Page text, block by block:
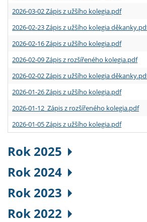
2026-03-02 Zápis z užšího kolegia.pdf
2026-02-23 Zápis z užšího kolegia
2026-02-16 Zápis z užšího kolegia.pdf
2026-02-09 Zápis z rozšířeného kolegia.pdf
2026-02-02 Zápis z užšího kolegia
2026-01-26 Zápis z užšího kolegia.pdf
2026-01-12 Zápis z rozšířeného kolegia.pdf
2026-01-05 Zápis z užšího kolegia.pdf
Rok 2025
Rok 2024
Rok 2023
Rok 2022